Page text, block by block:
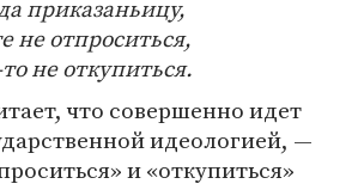
приказаньицу,
не отпроситься,
не откупиться.
что совершенно идет
идеологией, —
и «откупиться»